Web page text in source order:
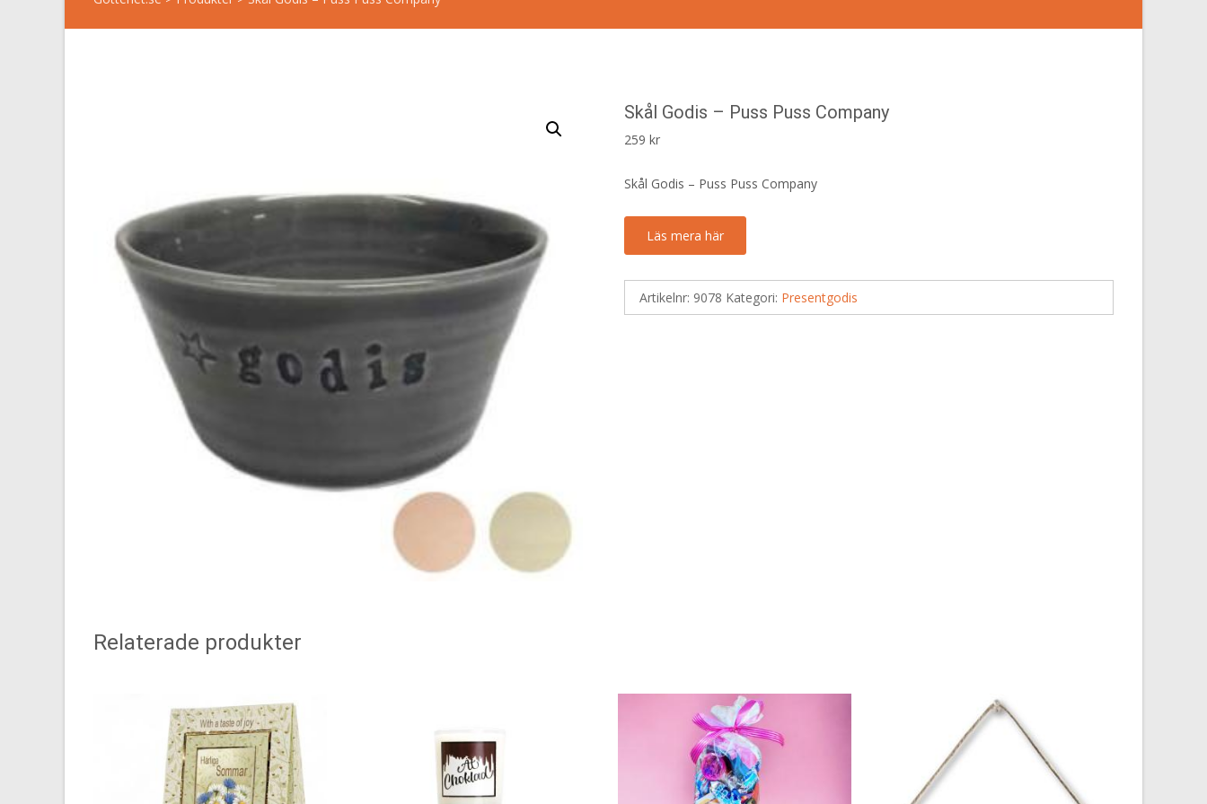
Skål Godis – Puss Puss Company
259 kr
Skål Godis – Puss Puss Company
Läs mera här
Artikelnr: 9078 Kategori: Presentgodis
Relaterade produkter